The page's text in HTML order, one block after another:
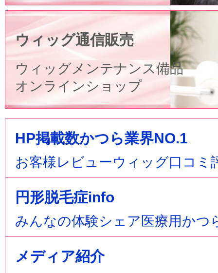
ウィッグ通信販売
ウィッグメンテナンス備品
オンラインショップ
HP掲載数かつら業界NO.1
お客様レビューウィッグ口コミ
円形脱毛症info
みんなの体験シェア医療用かつ
メディア紹介